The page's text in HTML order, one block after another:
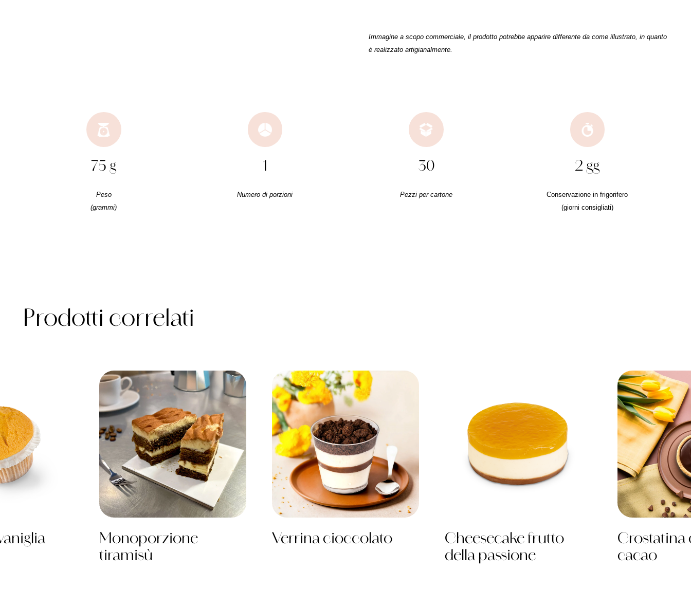
Immagine a scopo commerciale, il prodotto potrebbe apparire differente da come illustrato, in quanto
è realizzato artigianalmente.
75 g
Peso
(grammi)
1
Numero di porzioni
30
Pezzi per cartone
2 gg
Conservazione in frigorifero
(giorni consigliati)
Prodotti correlati
Monoporzione
tiramisù
Verrina cioccolato
Cheesecake frutto
della passione
Crostatina
cacao